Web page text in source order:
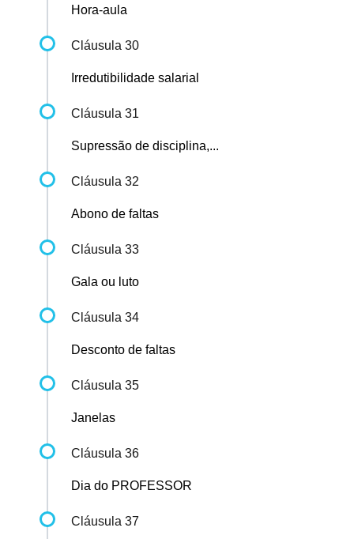
Hora-aula
Cláusula 30
Irredutibilidade salarial
Cláusula 31
Supressão de disciplina,...
Cláusula 32
Abono de faltas
Cláusula 33
Gala ou luto
Cláusula 34
Desconto de faltas
Cláusula 35
Janelas
Cláusula 36
Dia do PROFESSOR
Cláusula 37